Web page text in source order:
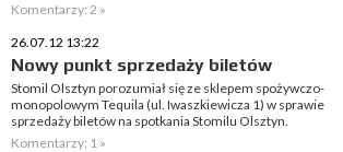
Komentarzy: 2 »
26.07.12 13:22
Nowy punkt sprzedaży biletów
Stomil Olsztyn porozumiał się ze sklepem spożywczo-
monopolowym Tequila (ul. Iwaszkiewicza 1) w sprawie
sprzedaży biletów na spotkania Stomilu Olsztyn.
Komentarzy: 1 »